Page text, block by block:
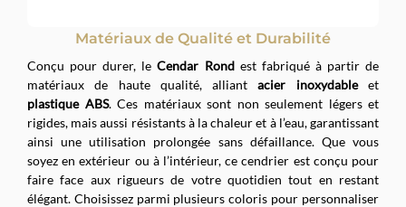
Matériaux de Qualité et Durabilité
Conçu pour durer, leCendar Rondest fabriqué à partir de
matériaux de haute qualité, alliantacier inoxydableet
plastique ABS. Ces matériaux sont non seulement légers et
rigides, mais aussi résistants à la chaleur et à l’eau, garantissant
ainsi une utilisation prolongée sans défaillance. Que vous
soyez en extérieur ou à l’intérieur, ce cendrier est conçu pour
faire face aux rigueurs de votre quotidien tout en restant
élégant. Choisissez parmi plusieurs coloris pour personnaliser